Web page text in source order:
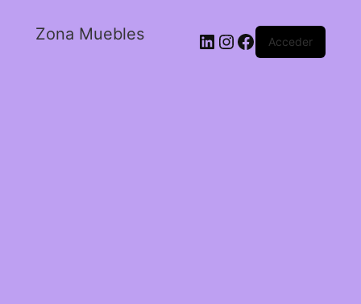
Zona Muebles Acceder